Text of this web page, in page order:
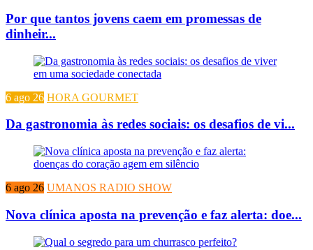
Por que tantos jovens caem em promessas de
dinheir...
6 ago 26 HORA GOURMET
Da gastronomia às redes sociais: os desafios de vi...
6 ago 26 UMANOS RADIO SHOW
Nova clínica aposta na prevenção e faz alerta: doe...